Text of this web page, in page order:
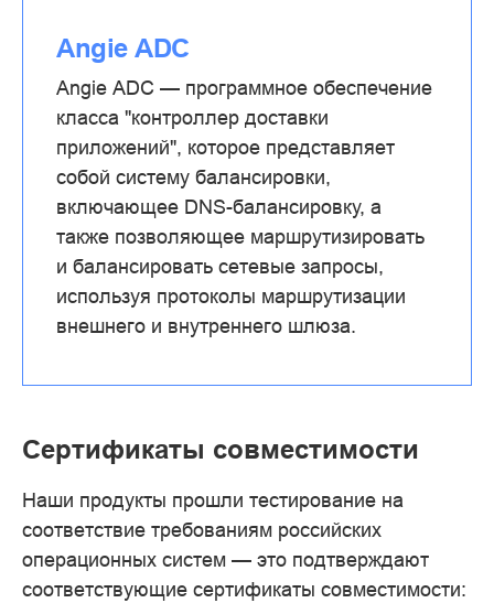
Angie ADC
Angie ADC — программное обеспечение
класса "контроллер доставки
приложений", которое представляет
собой систему балансировки,
включающее DNS-балансировку, а
также позволяющее маршрутизировать
и балансировать сетевые запросы,
используя протоколы маршрутизации
внешнего и внутреннего шлюза.
Сертификаты совместимости
Наши продукты прошли тестирование на
соответствие требованиям российских
операционных систем — это подтверждают
соответствующие сертификаты совместимости: